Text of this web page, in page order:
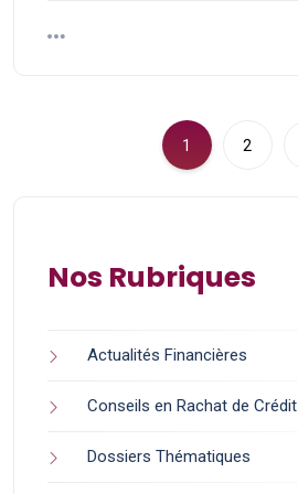
1 2
Nos Rubriques
Actualités Financières
Conseils en Rachat de Crédit
Dossiers Thématiques